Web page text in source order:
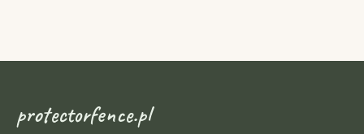
protectorfence.pl